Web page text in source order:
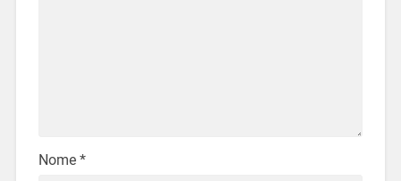
Nome *